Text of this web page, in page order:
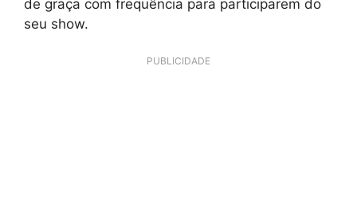
de graça com frequência para participarem do
seu show.
PUBLICIDADE